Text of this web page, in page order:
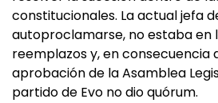
constitucionales. La actual jefa
autoproclamarse, no estaba en
reemplazos y, en consecuencia
aprobación de la Asamblea
partido de Evo no dio quórum.